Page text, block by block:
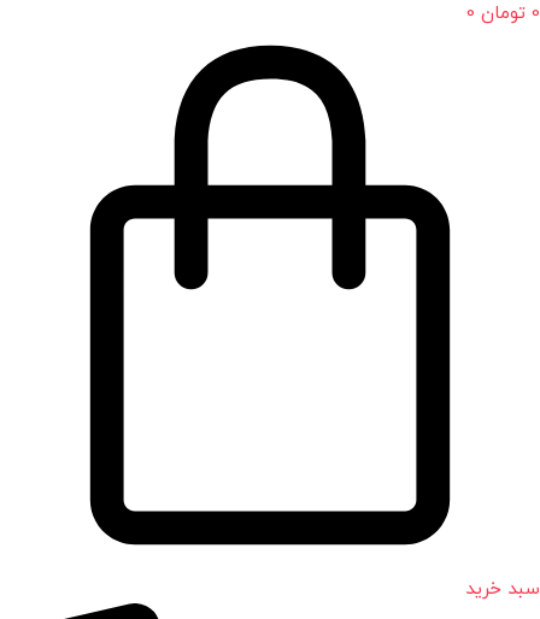
0 تومان 0
سبد خرید